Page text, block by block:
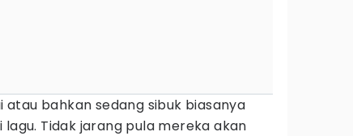
atau bahkan sedang sibuk biasanya
Tidak jarang pula mereka akan